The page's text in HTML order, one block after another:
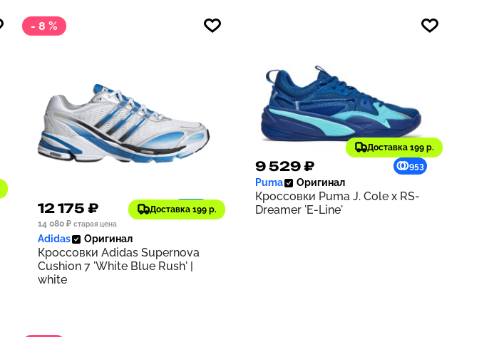
- 8 %
Доставка 199 р.
12 175 ₽
1218
14 080 ₽ старая цена
Adidas Оригинал
Кроссовки Adidas Supernova
Cushion 7 'White Blue Rush' |
white
Доставка 199 р.
9 529 ₽ 953
Puma Оригинал
Кроссовки Puma J. Cole x RS-
Dreamer 'E-Line'